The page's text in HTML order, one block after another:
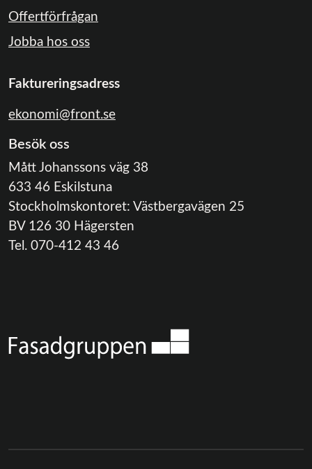
Offertförfrågan
Jobba hos oss
Faktureringsadress
ekonomi@front.se
Besök oss
Mått Johanssons väg 38
633 46 Eskilstuna
Stockholmskontoret: Västbergavägen 25
BV 126 30 Hägersten
Tel. 070-412 43 46